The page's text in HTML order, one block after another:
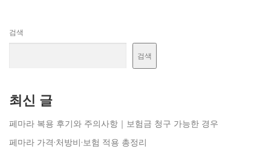
검색
검색
최신 글
페마라 복용 후기와 주의사항｜보험금 청구 가능한 경우
페마라 가격·처방비·보험 적용 총정리